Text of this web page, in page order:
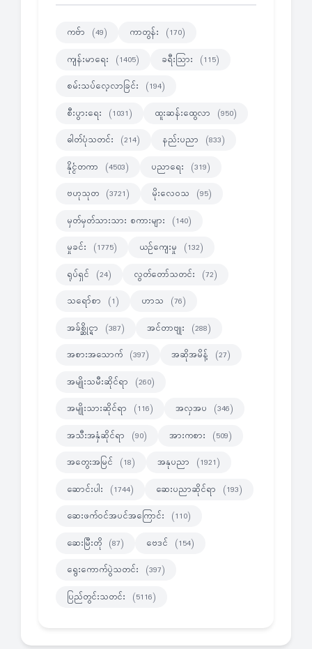
ကဗ်ာ (49) ကာတွန်း (170)
ကျန်းမာရေး (1405) ခရီးသြား (115)
စမ်းသပ်လေ့လာခြင်း (194)
စီးပွားရေး (1031) ထူးဆန်းထွေလာ (950)
ဓါတ်ပုံသတင်း (214) နည်းပညာ (833)
နိုင္ငံတကာ (4503) ပညာရေး (319)
ဗဟုသုတ (3721) မိုးလေဝသ (95)
မှတ်မှတ်သားသား စကားများ (140)
မှုခင်း (1775) ယဉ်ကျေးမှု (132)
ရုပ်ရှင် (24) လွတ်တော်သတင်း (72)
သရော်စာ (1) ဟာသ (76)
အခ်စ္ဆိုင္ရာ (387) အင်တာဗျုး (288)
အစားအသောက် (397) အဆိုအမိန့် (27)
အမျိုးသမီးဆိုင်ရာ (260)
အမျိုးသားဆိုင်ရာ (116) အလှအပ (346)
အသီးအနှံဆိုင်ရာ (90) အားကစား (509)
အတွေးအမြင် (18) အနုပညာ (1921)
ဆောင်းပါး (1744) ဆေးပညာဆိုင်ရာ (193)
ဆေးဖက်ဝင်အပင်အကြောင်း (110)
ဆေးမြီးတို (87) ဗေဒင် (154)
ရွေးကောက်ပွဲသတင်း (397)
ပြည်တွင်းသတင်း (5116)